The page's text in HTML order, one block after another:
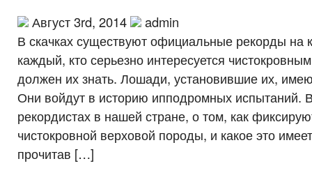
Август 3rd, 2014
admin
В скачках существуют официальные рекорды
каждый, кто серьезно интересуется
должен их знать. Лошади, установившие их,
Они войдут в историю ипподромных испытаний.
рекордистах в нашей стране, о том, как
чистокровной верховой породы, и какое это
прочитав […]